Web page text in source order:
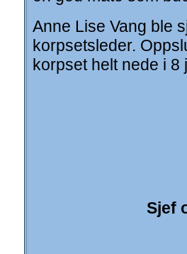
Anne Lise Vang ble
korpsetsleder.
korpset helt nede i 8
Sjef